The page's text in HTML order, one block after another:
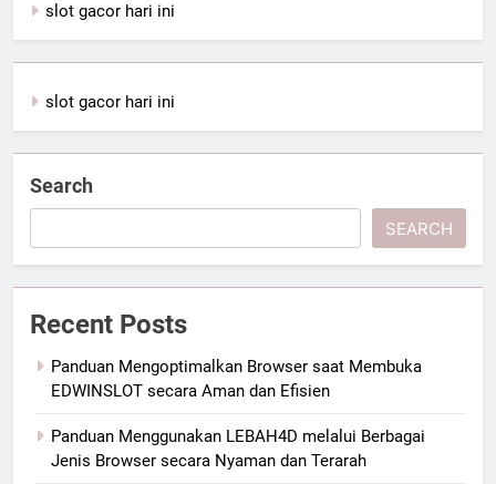
slot gacor hari ini
slot gacor hari ini
Search
SEARCH
Recent Posts
Panduan Mengoptimalkan Browser saat Membuka
EDWINSLOT secara Aman dan Efisien
Panduan Menggunakan LEBAH4D melalui Berbagai
Jenis Browser secara Nyaman dan Terarah